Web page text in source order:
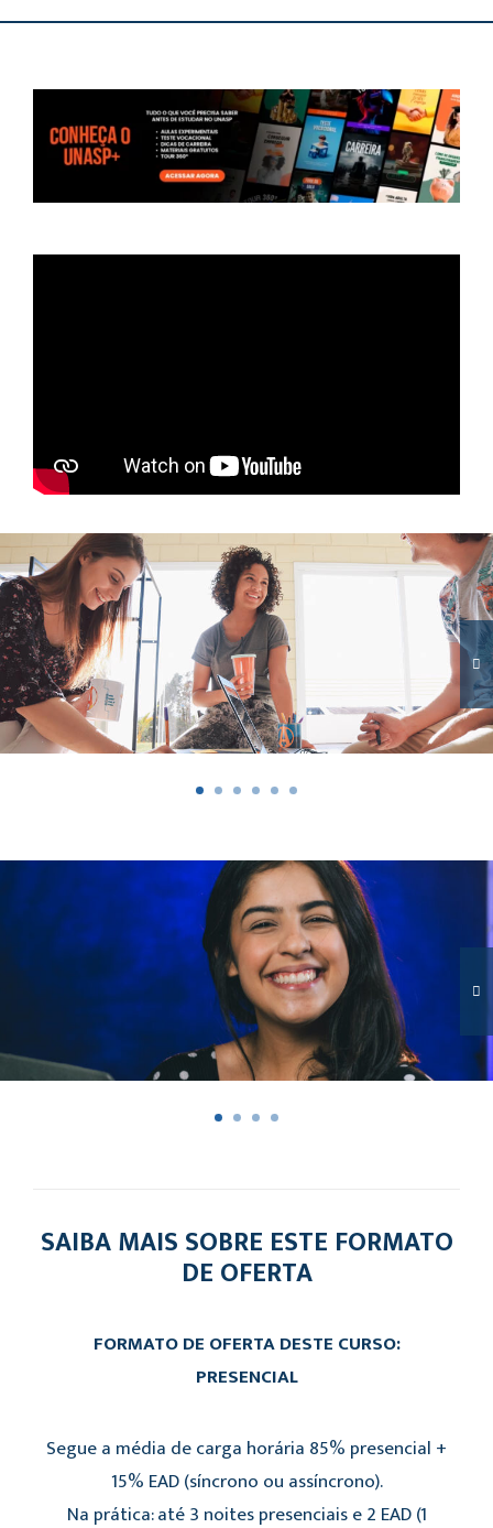
SAIBA MAIS SOBRE ESTE FORMATO
DE OFERTA
FORMATO DE OFERTA DESTE CURSO:
PRESENCIAL
Segue a média de carga horária 85% presencial +
15% EAD (síncrono ou assíncrono).
Na prática: até 3 noites presenciais e 2 EAD (1